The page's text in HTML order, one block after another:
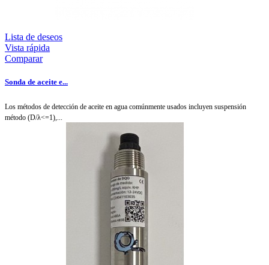
Lista de deseos
Vista rápida
Comparar
Sonda de aceite e...
Los métodos de detección de aceite en agua comúnmente usados incluyen suspensión
método (D/λ<=1),...